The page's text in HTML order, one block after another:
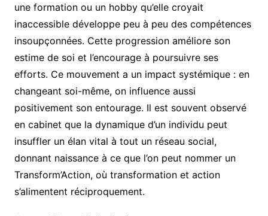
une formation ou un hobby qu’elle croyait
inaccessible développe peu à peu des compétences
insoupçonnées. Cette progression améliore son
estime de soi et l’encourage à poursuivre ses
efforts. Ce mouvement a un impact systémique : en
changeant soi-même, on influence aussi
positivement son entourage. Il est souvent observé
en cabinet que la dynamique d’un individu peut
insuffler un élan vital à tout un réseau social,
donnant naissance à ce que l’on peut nommer un
Transform’Action, où transformation et action
s’alimentent réciproquement.